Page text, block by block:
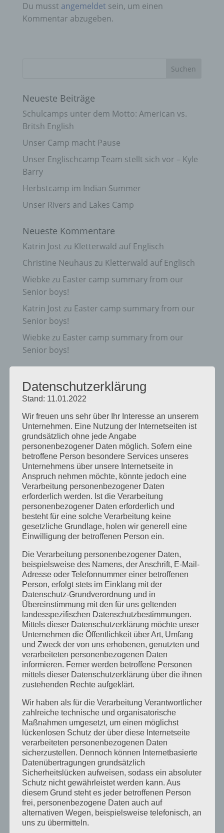
Du musst angemeldet sein, um einen
Kommentar abzugeben.
Neueste Beiträge
Schulcamps unter dem Motto: American vs.
Britsh English
Unser Camp macht Pause
Unser Englischcamp Team stellt sich vor – Kyle
Barry
Herbstcamp im Indian Summer
Unser Rivers and Lakes Camp
Neueste Kommentare
Katrin Jost zu Kletterwald auf Englisch
Christine Neuhaus zu Kletterwald auf Englisch
Wiebke zu Easter camp summary from our
Senior boys!
Katrin Jost zu Easter camp summary from our
Senior boys!
Wiebke zu Easter camp summary from our
Senior boys!
September 2021
Oktober 2020
September 2020
August 2020
Juli 2020
Juni 2020
Mai 2020
April 2020
März 2020
August 2019
Juni 2019
April 2019
November 2018
Oktober 2018
August 2018
Juli 2018
Mai 2018
April 2018
August 2017
Juli 2017
Juni 2017
August 2016
Juli 2016
November 2015
September 2015
August 2015
Datenschutzerklärung
Stand: 11.01.2022
Wir freuen uns sehr über Ihr Interesse an unserem
Unternehmen. Eine Nutzung der Internetseiten ist
grundsätzlich ohne jede Angabe
personenbezogener Daten möglich. Sofern eine
betroffene Person besondere Services unseres
Unternehmens über unsere Internetseite in
Anspruch nehmen möchte, könnte jedoch eine
Verarbeitung personenbezogener Daten
erforderlich werden. Ist die Verarbeitung
personenbezogener Daten erforderlich und
besteht für eine solche Verarbeitung keine
gesetzliche Grundlage, holen wir generell eine
Einwilligung der betroffenen Person ein.
Die Verarbeitung personenbezogener Daten,
beispielsweise des Namens, der Anschrift, E-Mail-
Adresse oder Telefonnummer einer betroffenen
Person, erfolgt stets im Einklang mit der
Datenschutz-Grundverordnung und in
Übereinstimmung mit den für uns geltenden
landesspezifischen Datenschutzbestimmungen.
Mittels dieser Datenschutzerklärung möchte unser
Unternehmen die Öffentlichkeit über Art, Umfang
und Zweck der von uns erhobenen, genutzten und
verarbeiteten personenbezogenen Daten
informieren. Ferner werden betroffene Personen
mittels dieser Datenschutzerklärung über die ihnen
zustehenden Rechte aufgeklärt.
Wir haben als für die Verarbeitung Verantwortlicher
zahlreiche technische und organisatorische
Maßnahmen umgesetzt, um einen möglichst
lückenlosen Schutz der über diese Internetseite
verarbeiteten personenbezogenen Daten
sicherzustellen. Dennoch können Internetbasierte
Datenübertragungen grundsätzlich
Sicherheitslücken aufweisen, sodass ein absoluter
Schutz nicht gewährleistet werden kann. Aus
diesem Grund steht es jeder betroffenen Person
frei, personenbezogene Daten auch auf
alternativen Wegen, beispielsweise telefonisch, an
uns zu übermitteln.